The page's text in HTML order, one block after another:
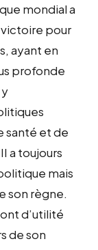
mondial a
pour
ayant en
profonde
santé et de
a toujours
mais
son règne.
d’utilité
de son